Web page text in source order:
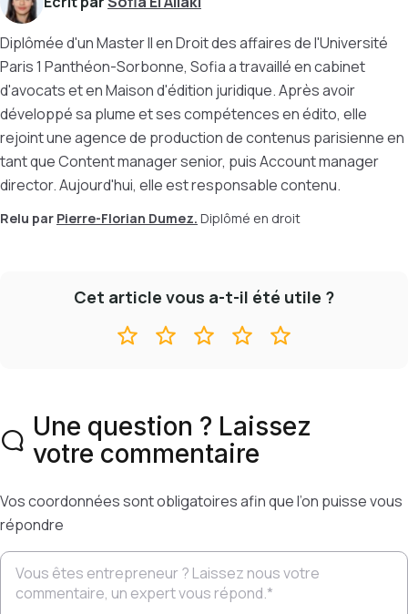
Diplômée d'un Master II en Droit des affaires de l'Université
Paris 1 Panthéon-Sorbonne, Sofia a travaillé en cabinet
d'avocats et en Maison d'édition juridique. Après avoir
développé sa plume et ses compétences en édito, elle
rejoint une agence de production de contenus parisienne en
tant que Content manager senior, puis Account manager
director. Aujourd'hui, elle est responsable contenu.
Relu par Pierre-Florian Dumez. Diplômé en droit
Cet article vous a-t-il été utile ?
Une question ? Laissez
votre commentaire
Vos coordonnées sont obligatoires afin que l’on puisse vous
répondre